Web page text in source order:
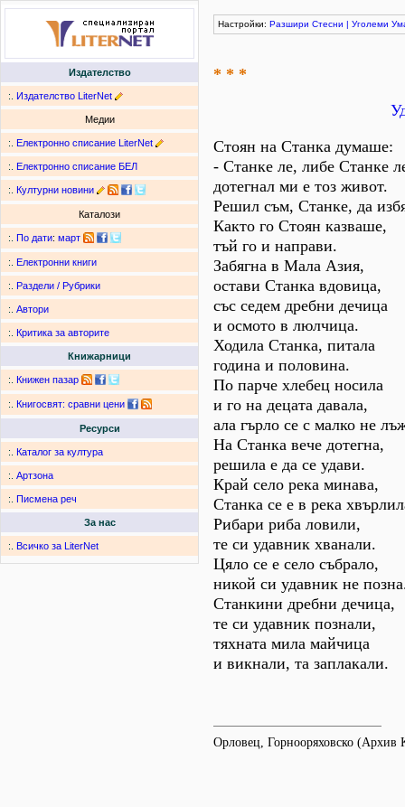
Издателство
:. Издателство LiterNet
Медии
:. Електронно списание LiterNet
:. Електронно списание БЕЛ
:. Културни новини
Каталози
:. По дати: март
:. Електронни книги
:. Раздели / Рубрики
:. Автори
:. Критика за авторите
Книжарници
:. Книжен пазар
:. Книгосвят: сравни цени
Ресурси
:. Каталог за култура
:. Артзона
:. Писмена реч
За нас
:. Всичко за LiterNet
Настройки: Разшири Стесни | Уголеми
* * *
Стоян на Станка думаше:
- Станке ле, либе Станке
дотегнал ми е тоз живот.
Решил съм, Станке, да
Както го Стоян казваше,
тъй го и направи.
Забягна в Мала Азия,
остави Станка вдовица,
със седем дребни дечица
и осмото в люлчица.
Ходила Станка, питала
година и половина.
По парче хлебец носила
и го на децата давала,
ала гърло се с малко не
На Станка вече дотегна,
решила е да се удави.
Край село река минава,
Станка се е в река
Рибари риба ловили,
те си удавник хванали.
Цяло се е село събрало,
никой си удавник не
Станкини дребни дечица,
те си удавник познали,
тяхната мила майчица
и викнали, та заплакали.
Орловец, Горнооряховско